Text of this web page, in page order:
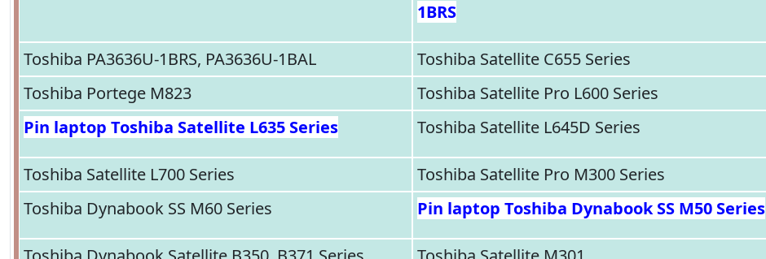
1BRS
Toshiba PA3636U-1BRS, PA3636U-1BAL
Toshiba Satellite C655 Series
Toshiba Portege M823
Toshiba Satellite Pro L600 Series
Pin laptop Toshiba Satellite L635 Series
Toshiba Satellite L645D Series
Toshiba Satellite L700 Series
Toshiba Satellite Pro M300 Series
Toshiba Dynabook SS M60 Series
Pin laptop Toshiba Dynabook SS M50 Series